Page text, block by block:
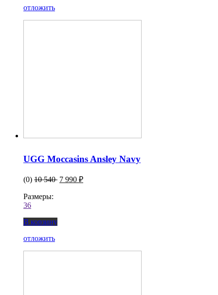
отложить
UGG Moccasins Ansley Navy
(0) 10 540 7 990 ₽
Размеры:
36
В корзину
отложить